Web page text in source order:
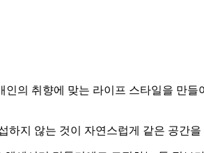
의 취향에 맞는 라이프 스타일을 만들
지 않는 것이 자연스럽게 같은 공간